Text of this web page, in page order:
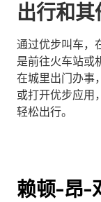
出行和
通过优步叫车，
是前往火车站或
在城里出门办事
或打开优步应用
轻松出行。
赖顿-昂-